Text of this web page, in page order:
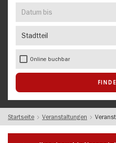
bis
Online buchbar
Startseite Veranstaltungen